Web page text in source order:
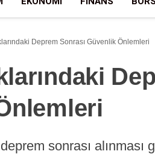
Deprem Sonrası Güvenlik Önlemleri
sonrası